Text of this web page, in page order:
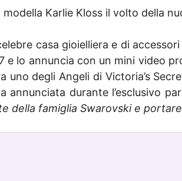
modella Karlie Kloss il volto della
casa gioielliera e di
e lo annuncia con un mini video
uno degli Angeli di Victoria’s
annunciata durante l’esclusivo
della famiglia Swarovski e